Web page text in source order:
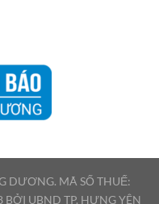
DƯƠNG. MÃ SỐ THUẾ:
UBND TP. HƯNG YÊN